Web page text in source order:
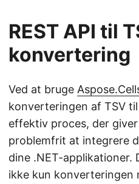
REST API til
konvertering
Ved at bruge
konverteringen af TSV
effektiv proces, der
problemfrit at integrere
dine .NET-applikationer.
ikke kun konverteringen